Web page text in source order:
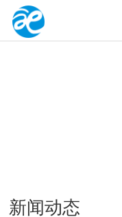
新闻动态